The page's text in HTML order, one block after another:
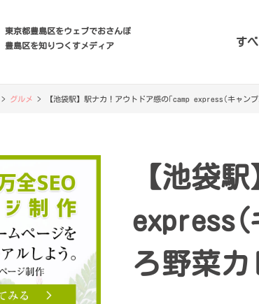
東京都豊島区をウェブでおさんぽ
豊島区を知りつくすメディア
す
> グルメ > 【池袋駅】駅ナカ！アウトドア感の｢camp express(キャン
【池袋
express(
ろ野菜カ